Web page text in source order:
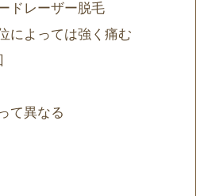
ドレーザー脱毛
によっては強く痛む
て異なる